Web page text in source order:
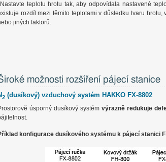
teplotu hrotu tak, aby odpovídala nastavené
rozdíl mezi těmito teplotami v důsledku tvaru hrotu,
jiných faktorů.
možnosti rozšíření pájecí stanice
2 (dusíkový) vzduchový systém HAKKO FX-8802
úsporný dusíkový systém výrazně redukuje
konfigurace dusíkového systému k pájecí stanici